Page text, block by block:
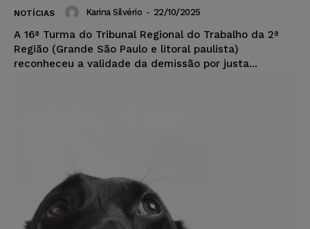
NOTÍCIAS Karina Silvério - 22/10/2025
A 16ª Turma do Tribunal Regional do Trabalho da 2ª
Região (Grande São Paulo e litoral paulista)
reconheceu a validade da demissão por justa...